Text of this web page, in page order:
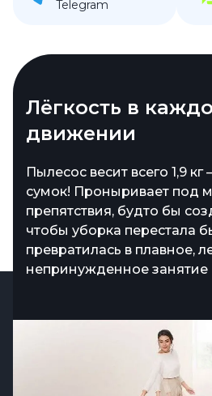
Telegram
Лёгкость в
движении
Пылесос весит всего 1,9
сумок! Проныривает под
препятствия, будто бы
чтобы уборка перестала
превратилась в плавное,
непринужденное занятие